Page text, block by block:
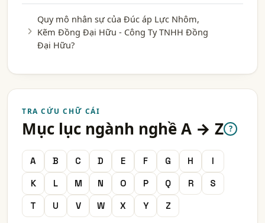
Quy mô nhân sự của Đúc áp Lực Nhôm,
Kẽm Đồng Đại Hữu - Công Ty TNHH Đồng
Đại Hữu?
TRA CỨU CHỮ CÁI
Mục lục ngành nghề A → Z ?
A B C D E F G H
I
K
L M N O P Q R
S
T
U V W X Y Z